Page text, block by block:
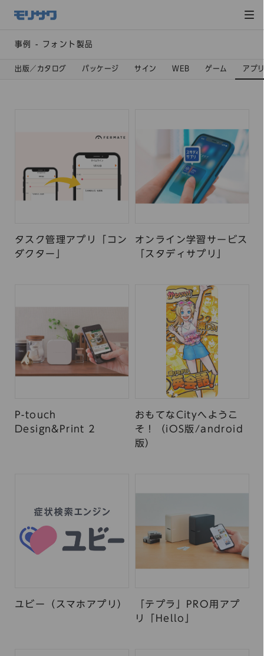
メ
ニュー
へ移動
事例 - フォント製品
出版／カタログ パッケージ サイン WEB ゲーム アプ
タスク管理アプリ「コン
ダクター」
オンライン学習サービス
「スタディサプリ」
P-touch
Design&Print 2
おもてなCityへようこ
そ！（iOS版/android
版）
ユビー（スマホアプリ）
「テプラ」PRO用アプ
リ「Hello」